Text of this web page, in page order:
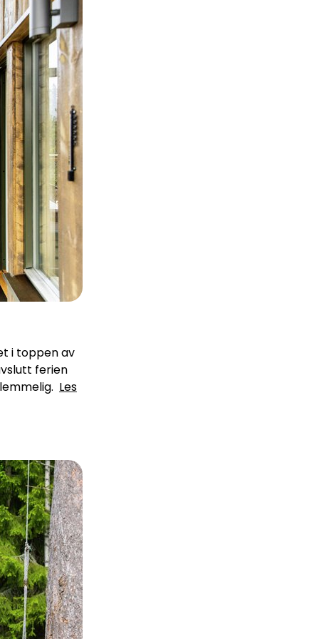
i toppen av
ferien
Les